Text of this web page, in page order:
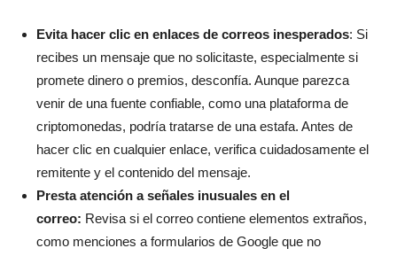
Evita hacer clic en enlaces de correos inesperados: Si
recibes un mensaje que no solicitaste, especialmente si
promete dinero o premios, desconfía. Aunque parezca
venir de una fuente confiable, como una plataforma de
criptomonedas, podría tratarse de una estafa. Antes de
hacer clic en cualquier enlace, verifica cuidadosamente el
remitente y el contenido del mensaje.
Presta atención a señales inusuales en el
correo: Revisa si el correo contiene elementos extraños,
como menciones a formularios de Google que no